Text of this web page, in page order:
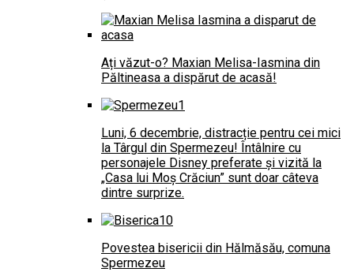
Ați văzut-o? Maxian Melisa-Iasmina din
Păltineasa a dispărut de acasă!
Luni, 6 decembrie, distracție pentru cei mici
la Târgul din Spermezeu! Întâlnire cu
personajele Disney preferate și vizită la
„Casa lui Moș Crăciun” sunt doar câteva
dintre surprize.
Povestea bisericii din Hălmăsău, comuna
Spermezeu